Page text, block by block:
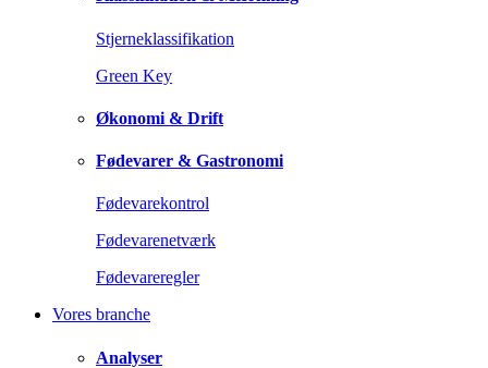
Stjerneklassifikation
Green Key
Økonomi & Drift
Fødevarer & Gastronomi
Fødevarekontrol
Fødevarenetværk
Fødevareregler
Vores branche
Analyser